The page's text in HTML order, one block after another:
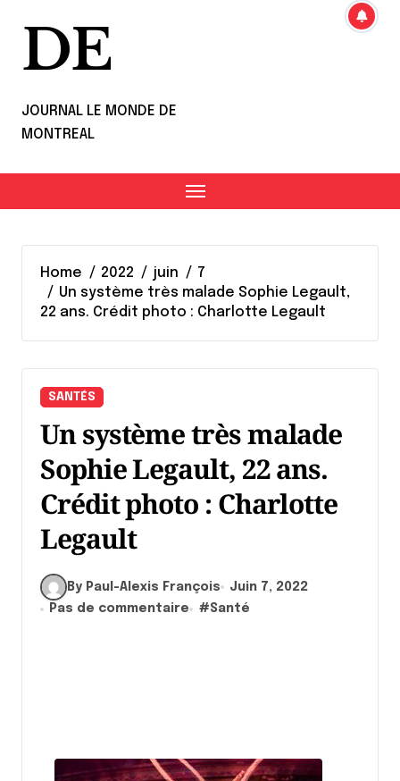
DE
JOURNAL LE MONDE DE
MONTREAL
Home 2022 juin
7
Un système très malade Sophie Legault,
22 ans. Crédit photo : Charlotte Legault
SANTÉS
Un système très malade
Sophie Legault, 22 ans.
Crédit photo : Charlotte
Legault
By Paul-Alexis François
Juin 7, 2022
Pas de commentaire
#Santé